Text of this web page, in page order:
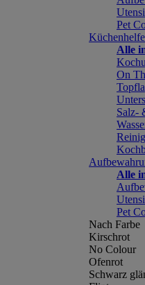
Pet
Alle
On
Salz-
Alle
Pet
Nach Farbe
Kirschrot
No Colour
Ofenrot
Schwarz